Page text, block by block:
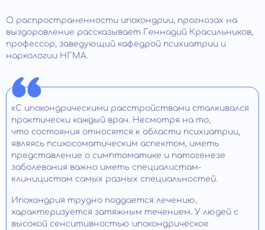
О распространенности ипохондрии, прогнозах на
выздоровление рассказывает Геннадий Красильников,
профессор, заведующий кафедрой психиатрии и
наркологии НГМА.
«С ипохондрическими расстройствами сталкивался
практически каждый врач. Несмотря на то,
что состояния относятся к области психиатрии,
являясь психосоматическим аспектом, иметь
представление о симптоматике и патогенезе
заболевания важно иметь специалистам-
клиницистам самых разных специальностей.
Ипохондрия трудно поддается лечению,
характеризуется затяжным течением. У людей с
высокой сенситивностью ипохондрическое